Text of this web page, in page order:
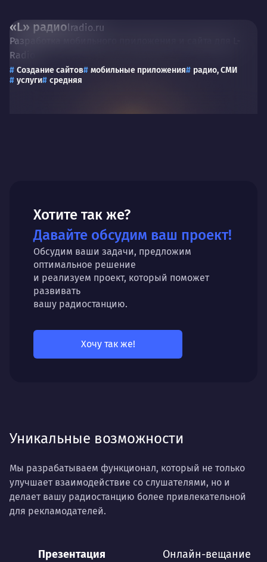
«L» радиоlradio.ru
Разработка мобильного приложения и сайта для L-
Radio
Создание сайтов мобильные приложения
радио, СМИ
услуги
средняя
Хотите так же?
Давайте обсудим ваш проект!
Обсудим ваши задачи, предложим
оптимальное решение
и реализуем проект, который поможет
развивать
вашу радиостанцию.
Хочу так же!
Уникальные возможности
Мы разрабатываем функционал, который не только
улучшает взаимодействие со слушателями, но и
делает вашу радиостанцию более привлекательной
для рекламодателей.
Презентация Онлайн-вещание